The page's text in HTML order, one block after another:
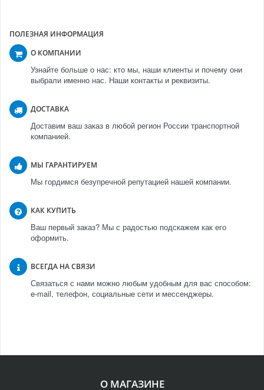
ПОЛЕЗНАЯ ИНФОРМАЦИЯ
О КОМПАНИИ
Узнайте больше о нас: кто мы, наши клиенты и почему они
выбрали именно нас. Наши контакты и реквизиты.
ДОСТАВКА
Доставим ваш заказ в любой регион России транспортной
компанией.
МЫ ГАРАНТИРУЕМ
Мы гордимся безупречной репутацией нашей компании.
КАК КУПИТЬ
Ваш первый заказ? Мы с радостью подскажем как его
оформить.
ВСЕГДА НА СВЯЗИ
Связаться с нами можно любым удобным для вас способом:
e-mail, телефон, социальные сети и мессенджеры.
О МАГАЗИНЕ